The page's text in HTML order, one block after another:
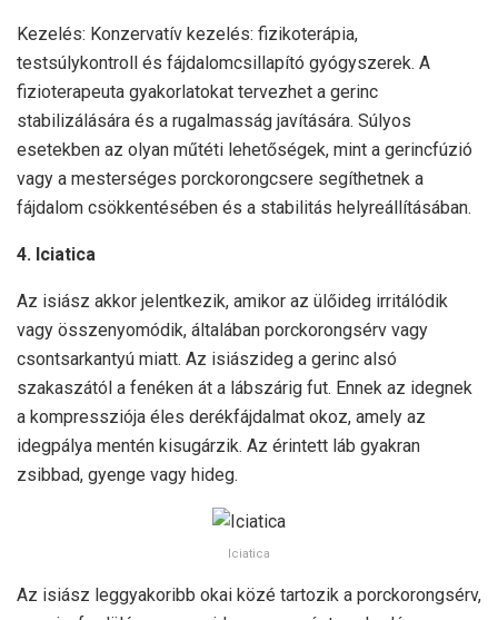
Kezelés: Konzervatív kezelés: fizikoterápia,
testsúlykontroll és fájdalomcsillapító gyógyszerek. A
fizioterapeuta gyakorlatokat tervezhet a gerinc
stabilizálására és a rugalmasság javítására. Súlyos
esetekben az olyan műtéti lehetőségek, mint a gerincfúzió
vagy a mesterséges porckorongcsere segíthetnek a
fájdalom csökkentésében és a stabilitás helyreállításában.
4. Iciatica
Az isiász akkor jelentkezik, amikor az ülőideg irritálódik
vagy összenyomódik, általában porckorongsérv vagy
csontsarkantyú miatt. Az isiászideg a gerinc alsó
szakaszától a fenéken át a lábszárig fut. Ennek az idegnek
a kompressziója éles derékfájdalmat okoz, amely az
idegpálya mentén kisugárzik. Az érintett láb gyakran
zsibbad, gyenge vagy hideg.
Iciatica
Az isiász leggyakoribb okai közé tartozik a porckorongsérv,